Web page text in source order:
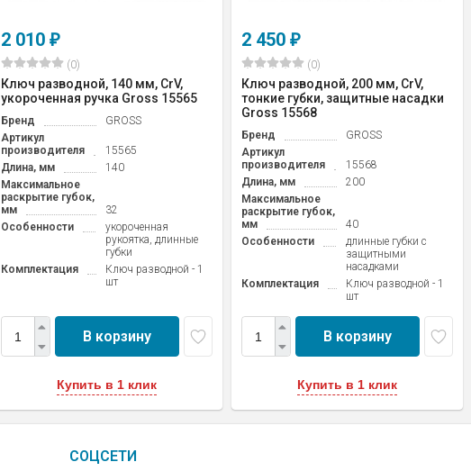
2 010 ₽
(0)
Ключ разводной, 140 мм, CrV,
укороченная ручка Gross 15565
Бренд
GROSS
Артикул
производителя
15565
Длина, мм
140
Максимальное
раскрытие губок,
мм
32
Особенности
укороченная
рукоятка, длинные
губки
Комплектация
Ключ разводной - 1
шт
В корзину
Купить в 1 клик
2 450 ₽
(0)
Ключ разводной, 200 мм, CrV,
тонкие губки, защитные насадки
Gross 15568
Бренд
GROSS
Артикул
производителя
15568
Длина, мм
200
Максимальное
раскрытие губок,
мм
40
Особенности
длинные губки с
защитными
насадками
Комплектация
Ключ разводной - 1
шт
В корзину
Купить в 1 клик
СОЦСЕТИ